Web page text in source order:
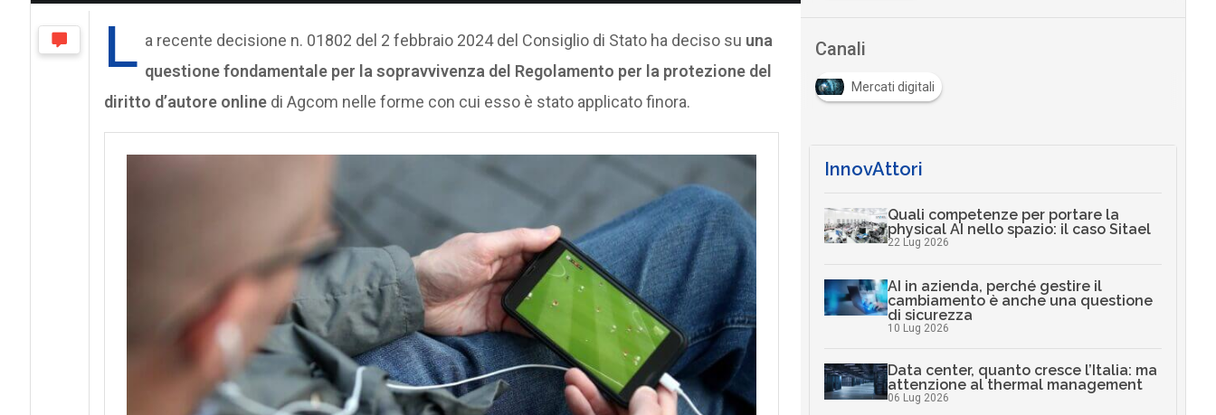
L a recente decisione n. 01802 del 2 febbraio 2024 del Consiglio di Stato ha deciso su una
questione fondamentale per la sopravvivenza del Regolamento per la protezione del
diritto d’autore onlinedi Agcom nelle forme con cui esso è stato applicato finora.
Canali
Mercati digitali
InnovAttori
Quali competenze per portare la
physical AI nello spazio: il caso Sitael
22 Lug 2026
AI in azienda, perché gestire il
cambiamento è anche una questione
di sicurezza
10 Lug 2026
Data center, quanto cresce l’Italia: ma
attenzione al thermal management
06 Lug 2026